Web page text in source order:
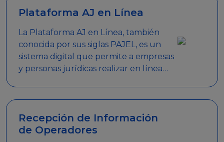
Plataforma AJ en Línea
La Plataforma AJ en Línea, también
conocida por sus siglas PAJEL, es un
sistema digital que permite a empresas
y personas jurídicas realizar en línea
Recepción de Información
de Operadores